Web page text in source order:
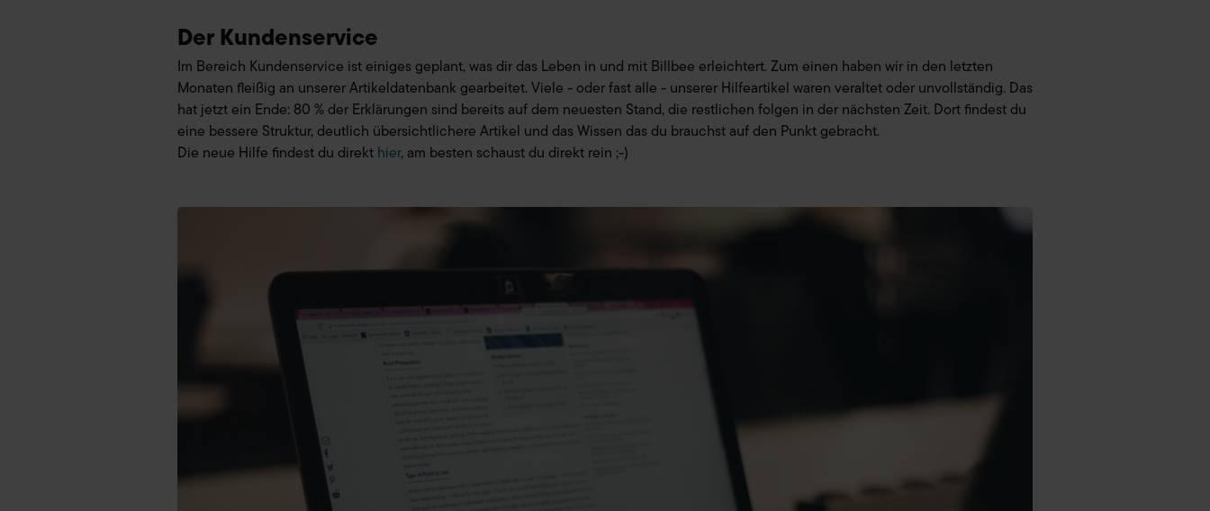
Der Kundenservice
Im Bereich Kundenservice ist einiges geplant, was dir das Leben in und mit Billbee erleichtert. Zum einen haben wir in den letzten
Monaten fleißig an unserer Artikeldatenbank gearbeitet. Viele - oder fast alle - unserer Hilfeartikel waren veraltet oder unvollständig. Das
hat jetzt ein Ende: 80 % der Erklärungen sind bereits auf dem neuesten Stand, die restlichen folgen in der nächsten Zeit. Dort findest du
eine bessere Struktur, deutlich übersichtlichere Artikel und das Wissen das du brauchst auf den Punkt gebracht.
Die neue Hilfe findest du direkthier, am besten schaust du direkt rein ;-)